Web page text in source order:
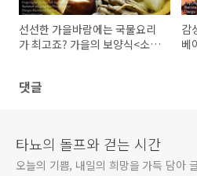
선선한 가을바람에는 국물요리
가 최고죠? 가을의 보양식<소고
감
베
댓글
타뇨의 돌프와 걷는 시간
오늘의 기쁨, 내일의 희망을 가득 담아